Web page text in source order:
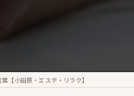
【小田原・エステ・リラク】